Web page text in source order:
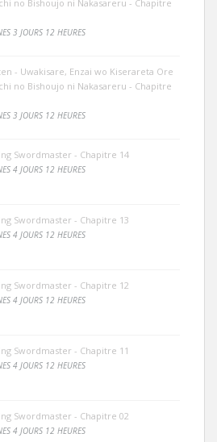
no Bishoujo ni Nakasareru - Chapitre
3 JOURS 12 HEURES
- Uwakisare, Enzai wo Kiserareta Ore
no Bishoujo ni Nakasareru - Chapitre
3 JOURS 12 HEURES
Swordmaster - Chapitre 14
4 JOURS 12 HEURES
Swordmaster - Chapitre 13
4 JOURS 12 HEURES
Swordmaster - Chapitre 12
4 JOURS 12 HEURES
Swordmaster - Chapitre 11
4 JOURS 12 HEURES
Swordmaster - Chapitre 02
4 JOURS 12 HEURES